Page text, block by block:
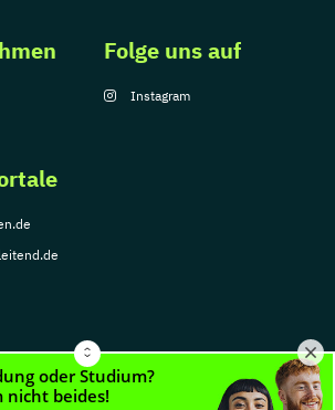
Folge uns auf
Instagram
Media GmbH